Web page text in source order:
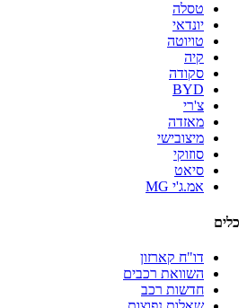
טסלה
יונדאי
טויוטה
קיה
סקודה
BYD
צ'רי
מאזדה
מיצובישי
סוזוקי
סיאט
אמ.ג'י MG
כלים
דו"ח קארזון
השוואת רכבים
חדשות רכב